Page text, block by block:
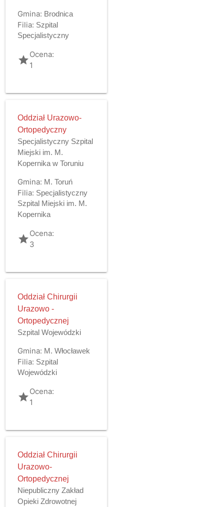
Gmina: Brodnica
Filia: Szpital
Specjalistyczny
gradeOcena:
1
Oddział Urazowo-
Ortopedyczny
Specjalistyczny Szpital
Miejski im. M.
Kopernika w Toruniu
Gmina: M. Toruń
Filia: Specjalistyczny
Szpital Miejski im. M.
Kopernika
gradeOcena:
3
Oddział Chirurgii
Urazowo -
Ortopedycznej
Szpital Wojewódzki
Gmina: M. Włocławek
Filia: Szpital
Wojewódzki
gradeOcena:
1
Oddział Chirurgii
Urazowo-
Ortopedycznej
Niepubliczny Zakład
Opieki Zdrowotnej